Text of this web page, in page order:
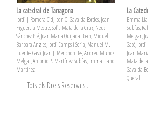
La catedral de Tarragona
Jordi J. Romera Cid, Joan C. Gavalda Bordes, Joan
Figuerola Mestre, Sofia Mata de la Cruz, Neus
Sánchez Pié, Joan Maria Quijada Bosch, Miquel
Barbara Angles, Jordi Camps i Soria, Manuel M.
Fuentes Gasó, Joan J. Menchon Bes, Andreu Munoz
Melgar, Antonio P. Martínez Subías, Emma Liano
Martínez
La
Emma
Subías,
Melgar,
Gasó,
Joan
Mata de
Gavalda
Queralt
Tots els Drets Reservats.